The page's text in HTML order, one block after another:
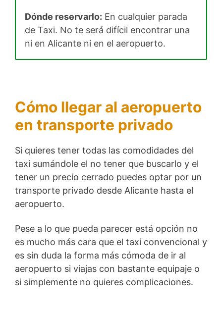
Dónde reservarlo: En cualquier parada
de Taxi. No te será difícil encontrar una
ni en Alicante ni en el aeropuerto.
Cómo llegar al aeropuerto
en transporte privado
Si quieres tener todas las comodidades del
taxi sumándole el no tener que buscarlo y el
tener un precio cerrado puedes optar por un
transporte privado desde Alicante hasta el
aeropuerto.
Pese a lo que pueda parecer está opción no
es mucho más cara que el taxi convencional y
es sin duda la forma más cómoda de ir al
aeropuerto si viajas con bastante equipaje o
si simplemente no quieres complicaciones.